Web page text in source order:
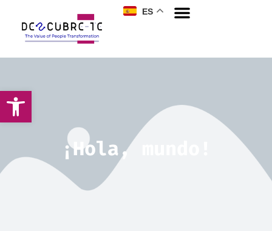
ES
¡Hola, mundo!